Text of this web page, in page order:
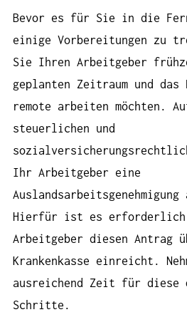
Bevor es für Sie in die
einige Vorbereitungen zu
Sie Ihren Arbeitgeber
geplanten Zeitraum und das
remote arbeiten möchten.
steuerlichen und
Ihr Arbeitgeber eine
Hierfür ist es
Arbeitgeber diesen Antrag
Krankenkasse einreicht.
ausreichend Zeit für diese
Schritte.